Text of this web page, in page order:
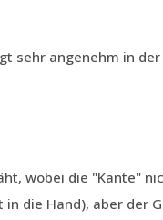
sehr angenehm in
wobei die "Kante"
die Hand), aber der